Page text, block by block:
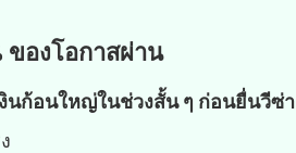
ของโอกาสผ่าน
นก้อนใหญ่ในช่วงสั้น ๆ ก่อนยื่นวีซ่า